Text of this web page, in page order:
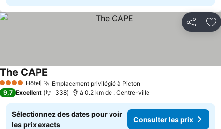
Partager
4 Étoiles Hôtel Emplacement privilégié à Picton
The CAPE
9,7 Excellent 338 à 0.2 km de : Centre-ville
Sélectionnez des dates pour voir
les prix exacts
Consulter les prix